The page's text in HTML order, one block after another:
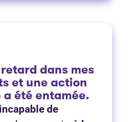
dans mes
et une action
été entamée.
de